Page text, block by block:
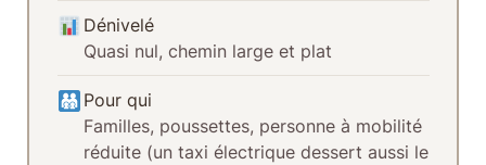
Dénivelé
Quasi nul, chemin large et plat
Pour qui
Familles, poussettes, personne à mobilité
réduite (un taxi électrique dessert aussi le